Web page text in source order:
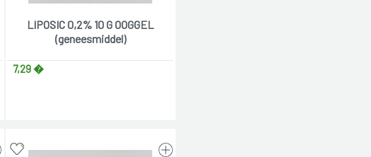
LIPOSIC 0,2% 10 G OOGGEL
(geneesmiddel)
7,29 �